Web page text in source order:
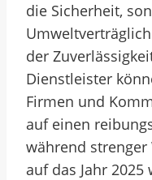
die Sicherheit,
der
Dienstleister
Firmen und
auf einen
während
auf das Jahr